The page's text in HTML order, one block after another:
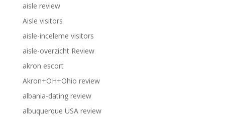
aisle review
Aisle visitors
aisle-inceleme visitors
aisle-overzicht Review
akron escort
Akron+OH+Ohio review
albania-dating review
albuquerque USA review